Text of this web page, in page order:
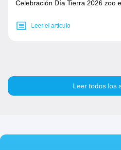
Celebración Día Tierra 2026 zoo
Leer el artículo
Leer todos los